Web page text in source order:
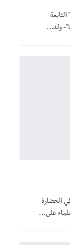
ولد…
الحضارة
على…